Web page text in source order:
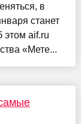
в
станет
aif.ru
«Мете...